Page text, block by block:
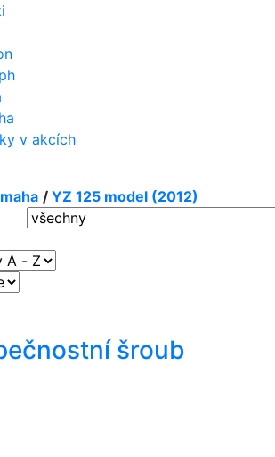
v akcích
/ YZ 125 model (2012)
šroub